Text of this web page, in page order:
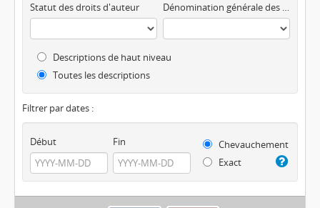
Statut des droits d'auteur Dénomination générale des documents
Descriptions de haut niveau
Toutes les descriptions
Filtrer par dates :
Début Fin
Chevauchement
Exact